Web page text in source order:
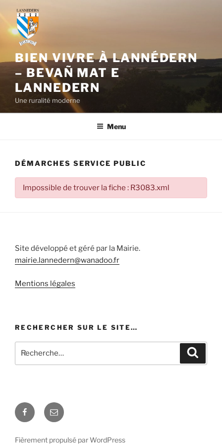
contenu
principal
BIEN VIVRE À LANNÉDERN
– BEVAÑ MAT E
LANNEDERN
Une ruralité moderne
Menu
DÉMARCHES SERVICE PUBLIC
Impossible de trouver la fiche : R3083.xml
Site développé et géré par la Mairie.
mairie.lannedern@wanadoo.fr
Mentions légales
RECHERCHER SUR LE SITE…
pour
Facebook
E-
mail
Fièrement propulsé par WordPress